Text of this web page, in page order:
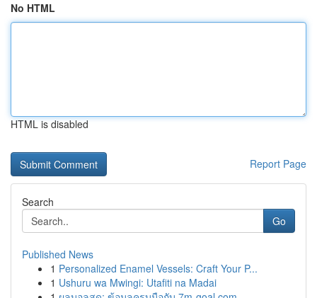
No HTML
HTML is disabled
Report Page
Search
Go
Published News
1 Personalized Enamel Vessels: Craft Your P...
1 Ushuru wa Mwingi: Utafiti na Madai